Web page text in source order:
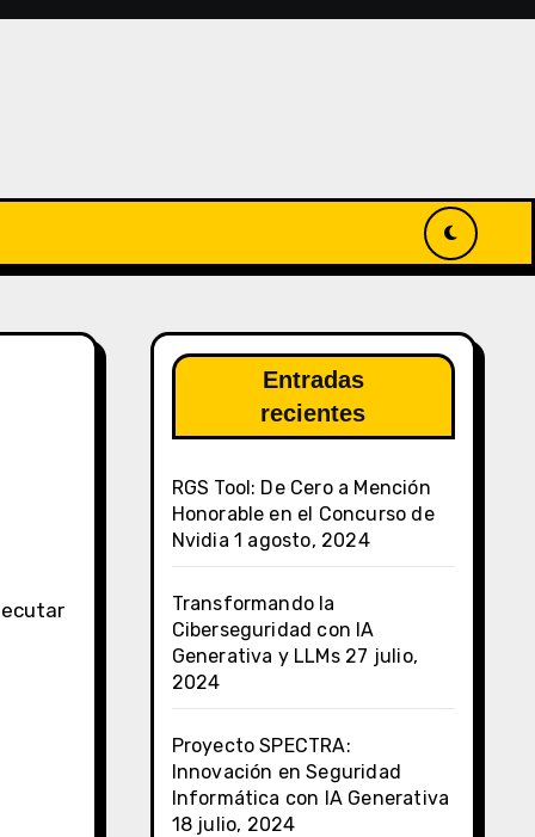
Entradas
recientes
RGS Tool: De Cero a Mención
Honorable en el Concurso de
Nvidia 1 agosto, 2024
Transformando la
Ciberseguridad con IA
Generativa y LLMs 27 julio,
2024
Proyecto SPECTRA:
Innovación en Seguridad
Informática con IA Generativa
18 julio, 2024